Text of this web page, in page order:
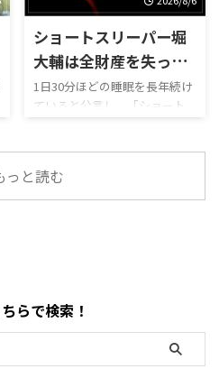
をめぐる一連の対応について
謝罪したと報じられています。
ネット上では現在、次のよう
います。 ・成田卓哉氏は何を
したのか・マンガワン報告書
なぜ山本章一氏を別名義で起
用したのか・一路一と山本章
ショートスリーパー堀
大輔は全財産を失っ
た？FXで8桁損失・ロ
スカットの経緯と現在
1日30分ほどの睡眠を長年続け
ていると公言し、「ショート
スリーパー」として活動して
引、いわゆるFXによって大き
な損失を出し、「全財産がな
財産を失ったのか」 「借金や
自己破産の可能性はある？」
「ショートスリーパーの事業
っと読む
らで検索！